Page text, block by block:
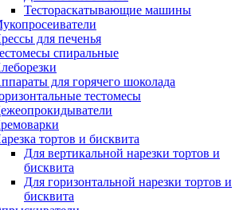
Тестораскатывающие машины
для печенья
спиральные
для горячего шоколада
тестомесы
тортов и бисквита
Для вертикальной нарезки тортов и
бисквита
Для горизонтальной нарезки тортов и
бисквита